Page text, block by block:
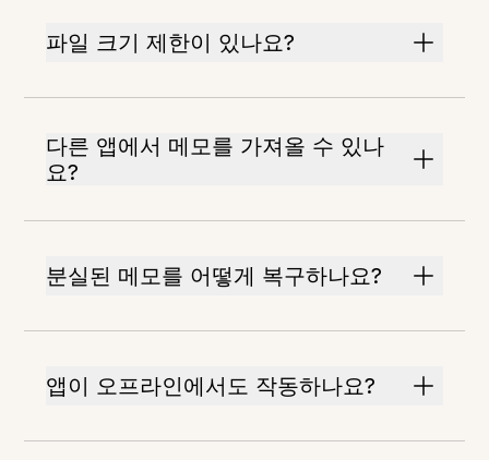
파일 크기 제한이 있나요?
다른 앱에서 메모를 가져올 수 있나
요?
분실된 메모를 어떻게 복구하나요?
앱이 오프라인에서도 작동하나요?